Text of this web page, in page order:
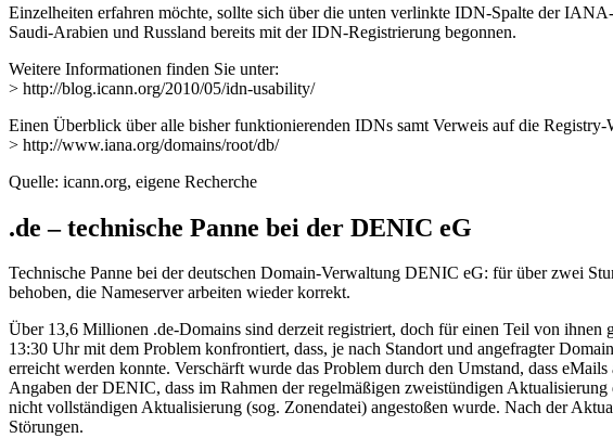
Einzelheiten erfahren möchte, sollte sich über die unten verlinkte IDN-Spalte der
Saudi-Arabien und Russland bereits mit der IDN-Registrierung begonnen.
Weitere Informationen finden Sie unter:
> http://blog.icann.org/2010/05/idn-usability/
Einen Überblick über alle bisher funktionierenden IDNs samt Verweis auf die Registry-
> http://www.iana.org/domains/root/db/
Quelle: icann.org, eigene Recherche
.de – technische Panne bei der DENIC eG
Technische Panne bei der deutschen Domain-Verwaltung DENIC eG: für über zwei
behoben, die Nameserver arbeiten wieder korrekt.
Über 13,6 Millionen .de-Domains sind derzeit registriert, doch für einen Teil von
13:30 Uhr mit dem Problem konfrontiert, dass, je nach Standort und angefragter
erreicht werden konnte. Verschärft wurde das Problem durch den Umstand, dass
Angaben der DENIC, dass im Rahmen der regelmäßigen zweistündigen
nicht vollständigen Aktualisierung (sog. Zonendatei) angestoßen wurde. Nach der
Störungen.